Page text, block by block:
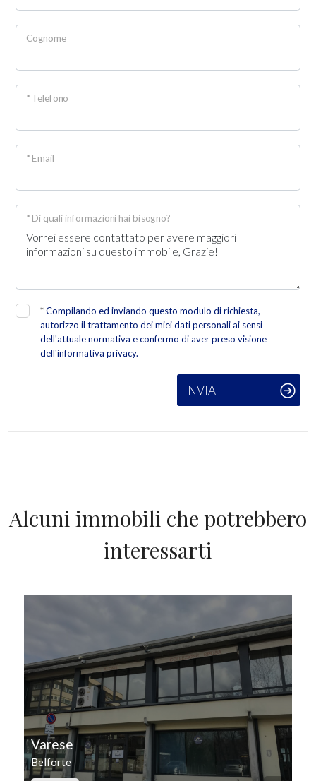
Cognome
* Telefono
* Email
* Di quali informazioni hai bisogno?
*Compilando ed inviando questo modulo di richiesta,
autorizzo il trattamento dei miei dati personali ai sensi
dell'attuale normativa e confermo di aver preso visione
dell'informativa privacy.
INVIA
Alcuni immobili che potrebbero
interessarti
Varese
Belforte